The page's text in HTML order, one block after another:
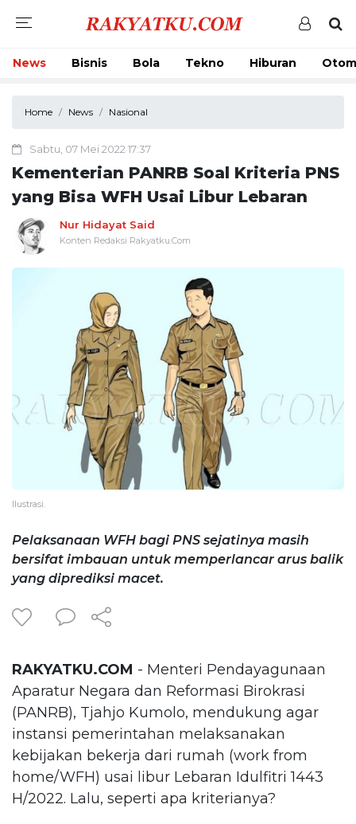
News Bisnis Bola Tekno Hiburan
Home News Nasional
Sabtu, 07 Mei 2022 17:37
Kementerian PANRB Soal Kriteria PNS
yang Bisa WFH Usai Libur Lebaran
Nur Hidayat Said
Konten Redaksi Rakyatku.Com
Ilustrasi.
Pelaksanaan WFH bagi PNS sejatinya masih
bersifat imbauan untuk memperlancar arus balik
yang diprediksi macet.
RAKYATKU.COM - Menteri Pendayagunaan
Aparatur Negara dan Reformasi Birokrasi
(PANRB), Tjahjo Kumolo, mendukung agar
instansi pemerintahan melaksanakan
kebijakan bekerja dari rumah (work from
home/WFH) usai libur Lebaran Idulfitri 1443
H/2022. Lalu, seperti apa kriterianya?